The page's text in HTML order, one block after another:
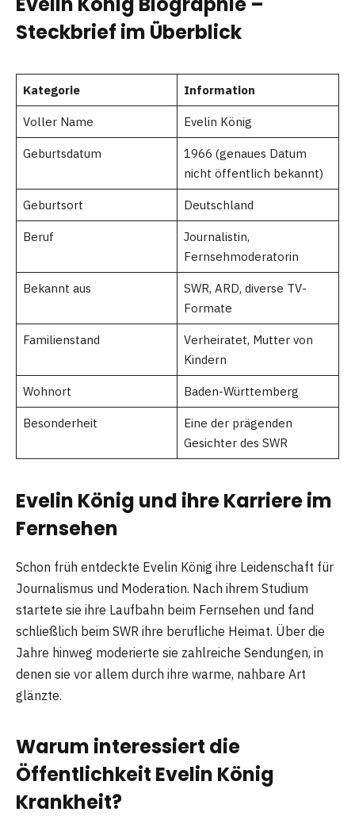
Steckbrief im Überblick
Kategorie Information
Voller Name Evelin König
Geburtsdatum
1966 (genaues Datum
nicht öffentlich bekannt)
Geburtsort Deutschland
Beruf
Journalistin,
Fernsehmoderatorin
Bekannt aus
SWR, ARD, diverse TV-
Formate
Familienstand
Verheiratet, Mutter von
Kindern
Wohnort Baden-Württemberg
Besonderheit
Eine der prägenden
Gesichter des SWR
Evelin König und ihre Karriere im
Fernsehen
Schon früh entdeckte Evelin König ihre Leidenschaft für
Journalismus und Moderation. Nach ihrem Studium
startete sie ihre Laufbahn beim Fernsehen und fand
schließlich beim SWR ihre berufliche Heimat. Über die
Jahre hinweg moderierte sie zahlreiche Sendungen, in
denen sie vor allem durch ihre warme, nahbare Art
glänzte.
Warum interessiert die
Öffentlichkeit Evelin König
Krankheit?